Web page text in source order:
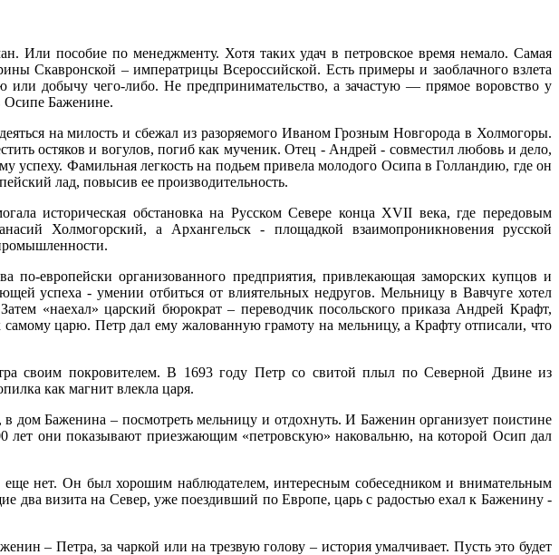
Или пособие по менеджменту. Хотя таких удач в петровское время немало. Самая
Скавронской – императрицы Всероссийской. Есть примеры и заоблачного взлета
или добычу чего-либо. Не предпринимательство, а зачастую — прямое воровство у
Осипе Баженине.
на милость и сбежал из разоряемого Иваном Грозным Новгорода в Холмогоры.
остяков и вогулов, погиб как мученик. Отец - Андрей - совместил любовь и дело,
Фамильная легкость на подьем привела молодого Осипа в Голландию, где он
лад, повысив ее производительность.
историческая обстановка на Русском Севере конца XVII века, где передовым
Холмогорский, а Архангельск - площадкой взаимопроникновения русской
по-европейски организованного предприятия, привлекающая заморских купцов и
успеха - умении отбиться от влиятельных недругов. Мельницу в Вавчуге хотел
«наехал» царский бюрократ – переводчик посольского приказа Андрей Крафт,
царю. Петр дал ему жалованную грамоту на мельницу, а Крафту отписали, что
своим покровителем. В 1693 году Петр со свитой плыл по Северной Двине из
как магнит влекла царя.
в дом Баженина – посмотреть мельницу и отдохнуть. И Баженин организует поистине
лет они показывают приезжающим «петровскую» наковальню, на которой Осип дал
нет. Он был хорошим наблюдателем, интересным собеседником и внимательным
два визита на Север, уже поездивший по Европе, царь с радостью ехал к Баженину -
– Петра, за чаркой или на трезвую голову – история умалчивает. Пусть это будет